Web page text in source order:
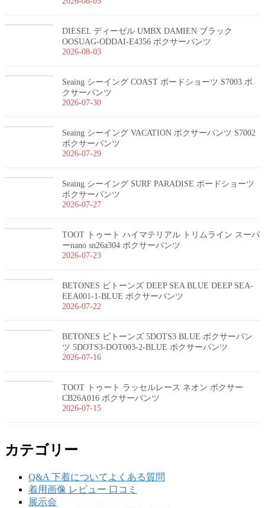
DIESEL ディーゼル UMBX DAMIEN ブラック
OOSUAG-ODDAI-E4356 ボクサーパンツ
2026-08-03
Seaing シーイング COAST ボードショーツ S7003 ボ
クサーパンツ
2026-07-30
Seaing シーイング VACATION ボクサーパンツ S7002
ボクサーパンツ
2026-07-29
Seaing シーイング SURF PARADISE ボードショーツ
ボクサーパンツ
2026-07-27
TOOT トゥート ハイマテリアル トリムライン スーパ
ーnano sn26a304 ボクサーパンツ
2026-07-23
BETONES ビトーンズ DEEP SEA BLUE DEEP SEA-
EEA001-1-BLUE ボクサーパンツ
2026-07-22
BETONES ビトーンズ 5DOTS3 BLUE ボクサーパン
ツ 5DOTS3-DOT003-2-BLUE ボクサーパンツ
2026-07-16
TOOT トゥート ラッセルレース ネオン ボクサー
CB26A016 ボクサーパンツ
2026-07-15
カテゴリー
Q&A 下着についてよくある質問
着用画像 レビュー 口コミ
展示会